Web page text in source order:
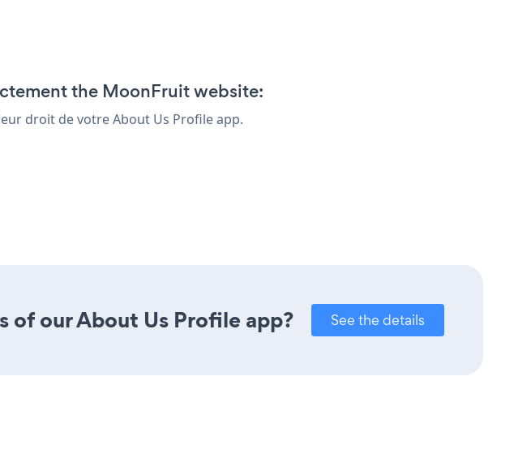
the MoonFruit website:
droit de votre About Us Profile app.
our About Us Profile app? See the details